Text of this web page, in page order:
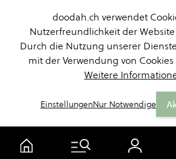
doodah.ch verwendet
Nutzerfreundlichkeit der
Durch die Nutzung unserer
mit der Verwendung von
Weitere
EinstellungenNur Notwendige